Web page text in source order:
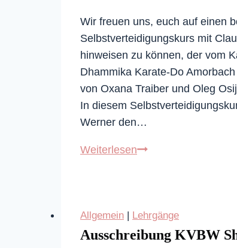
Wir freuen uns, euch auf einen
Selbstverteidigungskurs mit
hinweisen zu können, der vom
Dhammika Karate-Do
von Oxana Traiber und Oleg
In diesem
Werner den…
WeiterlesenSV-
Athletin
Claudia
Allgemein | Lehrgänge
Ausschreibung KVBW